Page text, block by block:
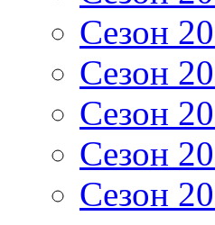
Сезон
Сезон
Сезон
Сезон
Сезон